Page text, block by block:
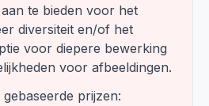
te bieden voor het
diversiteit en/of het
voor diepere bewerking
voor afbeeldingen.
prijzen: